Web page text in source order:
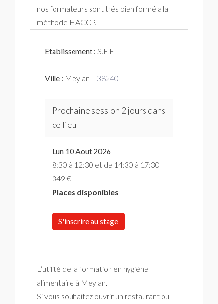
nos formateurs sont trés bien formé a la
méthode HACCP.
Etablissement : S.E.F
Ville : Meylan – 38240
Prochaine session 2 jours dans
ce lieu
Lun 10 Aout 2026
8:30 à 12:30 et de 14:30 à 17:30
349 €
Places disponibles
S'inscrire au stage
L’utilité de la formation en hygiène
alimentaire à Meylan.
Si vous souhaitez ouvrir un restaurant ou